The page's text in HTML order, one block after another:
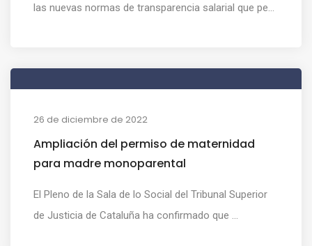
las nuevas normas de transparencia salarial que pe...
26 de diciembre de 2022
Ampliación del permiso de maternidad
para madre monoparental
El Pleno de la Sala de lo Social del Tribunal Superior
de Justicia de Cataluña ha confirmado que ...